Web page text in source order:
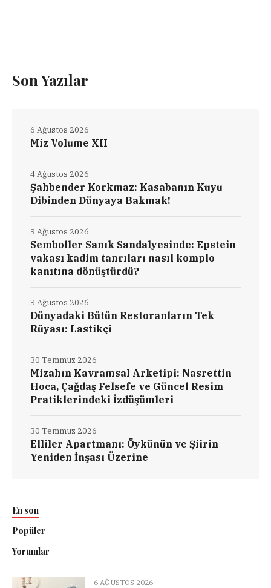
Son Yazılar
Miz Volume XII
6 Ağustos 2026
Şahbender Korkmaz: Kasabanın Kuyu
Dibinden Dünyaya Bakmak!
4 Ağustos 2026
Semboller Sanık Sandalyesinde: Epstein
vakası kadim tanrıları nasıl komplo
kanıtına dönüştürdü?
3 Ağustos 2026
Dünyadaki Bütün Restoranların Tek
Rüyası: Lastikçi
3 Ağustos 2026
Mizahın Kavramsal Arketipi: Nasrettin
Hoca, Çağdaş Felsefe ve Güncel Resim
Pratiklerindeki İzdüşümleri
30 Temmuz 2026
Elliler Apartmanı: Öykünün ve Şiirin
Yeniden İnşası Üzerine
30 Temmuz 2026
En son
Popüler
Yorumlar
6 AĞUSTOS 2026